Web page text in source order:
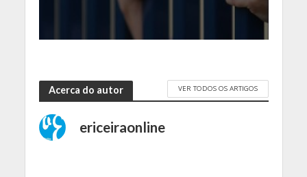
Acerca do autor VER TODOS OS ARTIGOS
ericeiraonline